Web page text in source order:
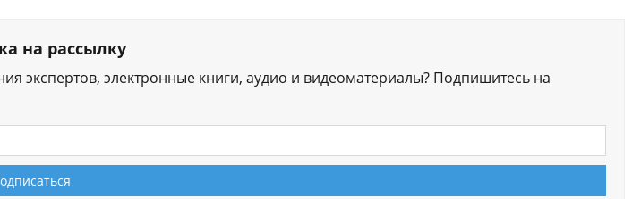
на рассылку
экспертов, электронные книги, аудио и видеоматериалы? Подпишитесь на